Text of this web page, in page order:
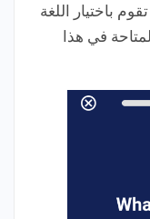
باختيار اللغة
في هذا